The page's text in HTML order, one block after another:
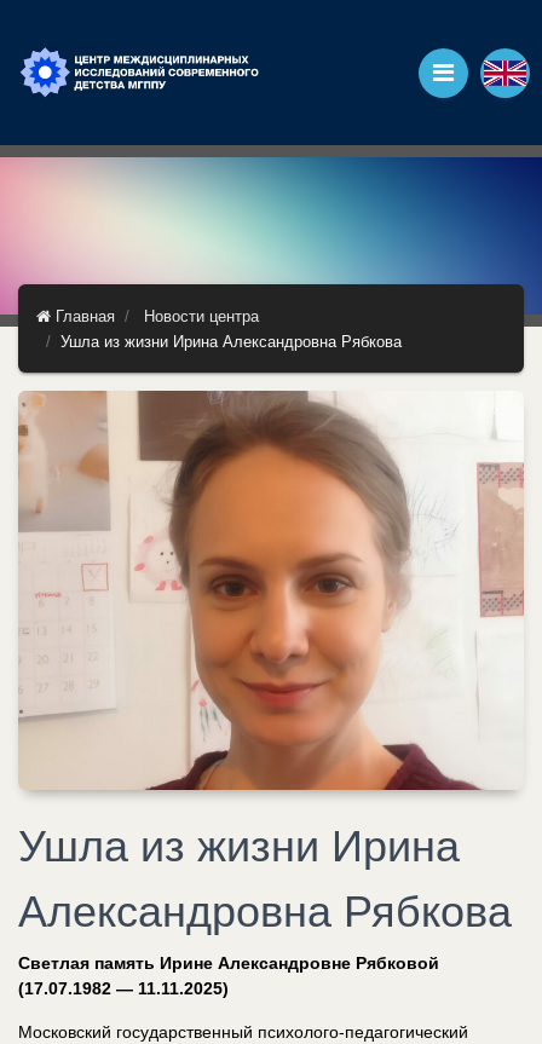
Главная
Новости центра
Ушла из жизни Ирина Александровна Рябкова
Ушла из жизни Ирина
Александровна Рябкова
Светлая память Ирине Александровне Рябковой
(17.07.1982 — 11.11.2025)
Московский государственный психолого‑педагогический